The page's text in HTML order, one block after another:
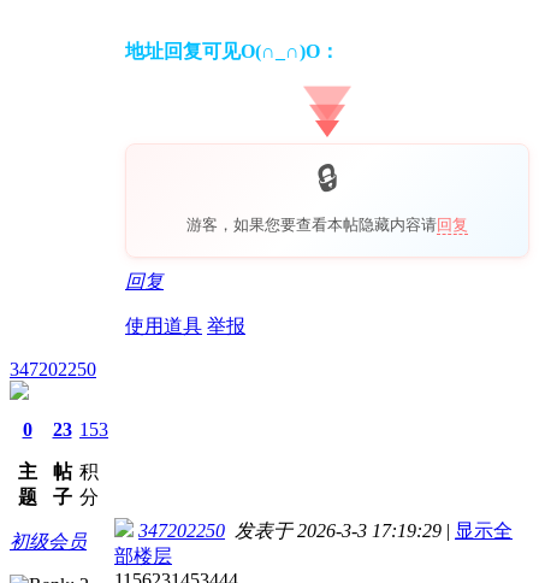
地址回复可见O(∩_∩)O：
游客，如果您要查看本帖隐藏内容请回复
回复
使用道具 举报
347202250
0
主
题
23
帖
子
153
积
分
初级会员
347202250 发表于 2026-3-3 17:19:29 | 显示全
部楼层